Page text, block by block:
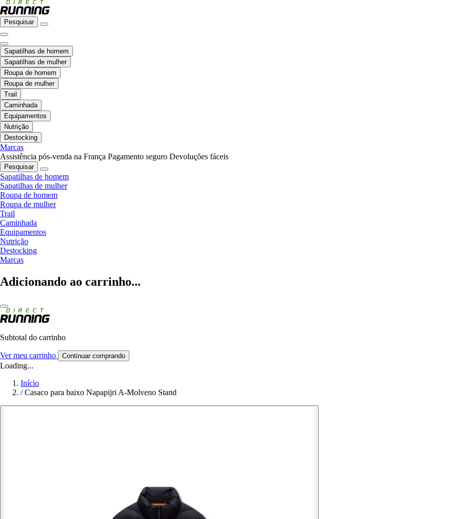
Pesquisar
Sapatilhas de homem
Sapatilhas de mulher
Roupa de homem
Roupa de mulher
Trail
Caminhada
Equipamentos
Nutrição
Destocking
Marcas
Assistência pós-venda na França Pagamento seguro Devoluções fáceis
Pesquisar
Sapatilhas de homem
Sapatilhas de mulher
Roupa de homem
Roupa de mulher
Trail
Caminhada
Equipamentos
Nutrição
Destocking
Marcas
Adicionando ao carrinho...
Subtotal do carrinho
Ver meu carrinho Continuar comprando
Loading...
Início
/ Casaco para baixo Napapijri A-Molveno Stand